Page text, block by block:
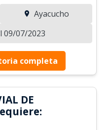
Ayacucho
09/07/2023
completa
DE